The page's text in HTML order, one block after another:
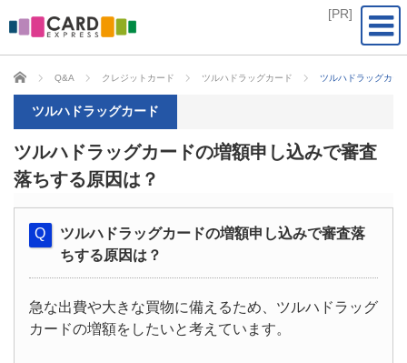
CARD EXPRESS
Q&A クレジットカード ツルハドラッグカード ツルハドラッグカー
ツルハドラッグカード
ツルハドラッグカードの増額申し込みで審査
落ちする原因は？
ツルハドラッグカードの増額申し込みで審査落
ちする原因は？
急な出費や大きな買物に備えるため、ツルハドラッグ
カードの増額をしたいと考えています。